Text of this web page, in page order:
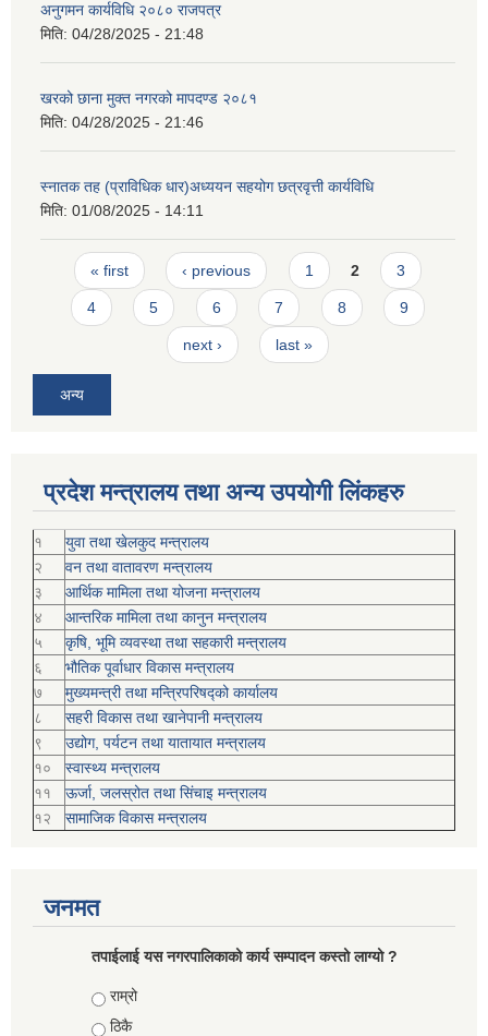
अनुगमन कार्यविधि २०८० राजपत्र
मिति: 04/28/2025 - 21:48
खरको छाना मुक्त नगरको मापदण्ड २०८१
मिति: 04/28/2025 - 21:46
स्नातक तह (प्राविधिक धार)अध्ययन सहयोग छत्रवृत्ती कार्यविधि
मिति: 01/08/2025 - 14:11
Pages
« first ‹ previous 1 2 3
4 5 6 7 8 9
next › last »
अन्य
प्रदेश मन्त्रालय तथा अन्य उपयोगी लिंकहरु
१
युवा तथा खेलकुद मन्त्रालय
२
वन तथा वातावरण मन्त्रालय
३
आर्थिक मामिला तथा योजना मन्त्रालय
४
आन्तरिक मामिला तथा कानुन मन्त्रालय
५
कृषि, भूमि व्यवस्था तथा सहकारी मन्त्रालय
६
भौतिक पूर्वाधार विकास मन्त्रालय
७
मुख्यमन्त्री तथा मन्त्रिपरिषद्को कार्यालय
८
सहरी विकास तथा खानेपानी मन्त्रालय
९
उद्योग, पर्यटन तथा यातायात मन्त्रालय
१०
स्वास्थ्य मन्त्रालय
११
ऊर्जा, जलस्रोत तथा सिंचाइ मन्त्रालय
१२
सामाजिक विकास मन्‍‍त्रालय
जनमत
तपाईलाई यस नगरपालिकाको कार्य सम्पादन कस्तो लाग्यो ?
Choices
राम्रो
ठिकै